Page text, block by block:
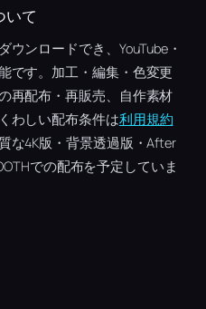
いて
ンロードでき、YouTube・
です。加工・編集・色変更
再配布・再販売、自作素材
わしい配布条件は利用規約
な4K版・背景透過版・After
での配布を予定していま